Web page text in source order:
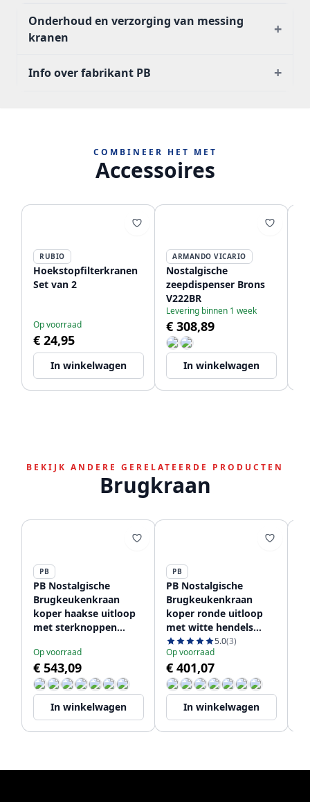
Onderhoud en verzorging van messing
kranen
+
Info over fabrikant PB +
COMBINEER HET MET
Accessoires
RUBIO
Hoekstopfilterkranen
Set van 2
Op voorraad
€ 24,95
In winkelwagen
ARMANDO VICARIO
Nostalgische
zeepdispenser Brons
V222BR
Levering binnen 1 week
€ 308,89
In winkelwagen
BEKIJK ANDERE GERELATEERDE PRODUCTEN
Brugkraan
PB
PB Nostalgische
Brugkeukenkraan
koper haakse uitloop
met sterknoppen
Op voorraad
€ 543,09
In winkelwagen
PB
PB Nostalgische
Brugkeukenkraan
koper ronde uitloop
met witte hendels
copper PBN.KOP.R.WH
5.0(3)
Op voorraad
€ 401,07
In winkelwagen